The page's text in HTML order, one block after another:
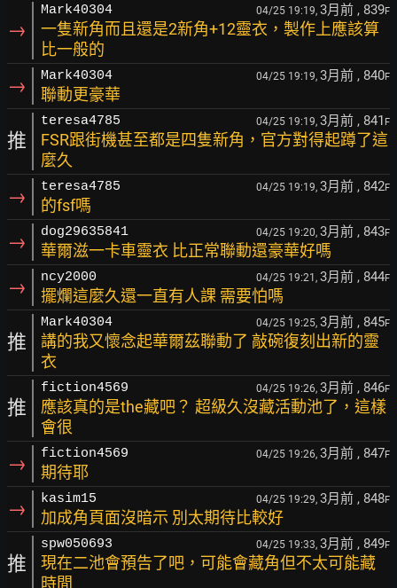
→
Mark40304 04/25 19:19, 3月前 , 839F
一隻新角而且還是2新角+12靈衣，製作上應該算
比一般的
→ Mark40304 04/25 19:19, 3月前 , 840F
聯動更豪華
推
teresa4785 04/25 19:19, 3月前 , 841 F
FSR跟街機甚至都是四隻新角，官方對得起蹲了這
麼久
→ teresa4785 04/25 19:19, 3月前 , 842F
的fsf嗎
→ dog29635841 04/25 19:20, 3月前 , 843F
華爾滋一卡車靈衣 比正常聯動還豪華好嗎
→ ncy2000 04/25 19:21, 3月前 , 844F
擺爛這麼久還一直有人課 需要怕嗎
推
Mark40304 04/25 19:25, 3月前 , 845F
講的我又懷念起華爾茲聯動了 敲碗復刻出新的靈
衣
推
fiction4569 04/25 19:26, 3月前 , 846F
應該真的是the藏吧？ 超級久沒藏活動池了，這樣
會很
→ fiction4569 04/25 19:26, 3月前 , 847F
期待耶
→ kasim15 04/25 19:29, 3月前 , 848F
加成角頁面沒暗示 別太期待比較好
推
spw050693 04/25 19:33, 3月前 , 849F
現在二池會預告了吧，可能會藏角但不太可能藏
時間